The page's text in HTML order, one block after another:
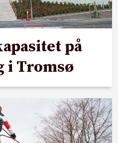
på
i Tromsø